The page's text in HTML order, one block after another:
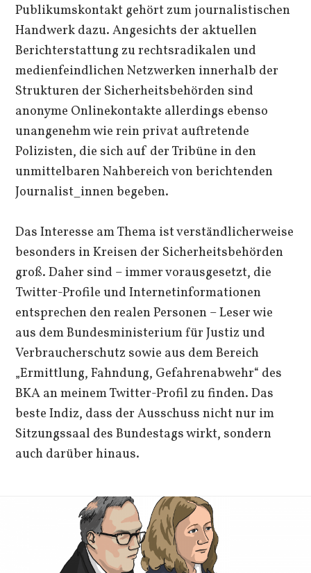
Publikumskontakt gehört zum journalistischen
Handwerk dazu. Angesichts der aktuellen
Berichterstattung zu rechtsradikalen und
medienfeindlichen Netzwerken innerhalb der
Strukturen der Sicherheitsbehörden sind
anonyme Onlinekontakte allerdings ebenso
unangenehm wie rein privat auftretende
Polizisten, die sich auf der Tribüne in den
unmittelbaren Nahbereich von berichtenden
Journalist_innen begeben.
Das Interesse am Thema ist verständlicherweise
besonders in Kreisen der Sicherheitsbehörden
groß. Daher sind – immer vorausgesetzt, die
Twitter-Profile und Internetinformationen
entsprechen den realen Personen – Leser wie
aus dem Bundesministerium für Justiz und
Verbraucherschutz sowie aus dem Bereich
„Ermittlung, Fahndung, Gefahrenabwehr“ des
BKA an meinem Twitter-Profil zu finden. Das
beste Indiz, dass der Ausschuss nicht nur im
Sitzungssaal des Bundestags wirkt, sondern
auch darüber hinaus.